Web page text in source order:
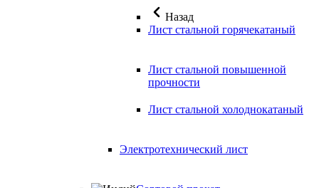
Назад
Лист стальной горячекатаный
Лист стальной повышенной
прочности
Лист стальной холоднокатаный
Электротехнический лист